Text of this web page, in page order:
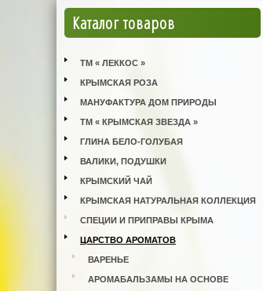
Каталог товаров
ТМ « ЛЕККОС »
КРЫМСКАЯ РОЗА
МАНУФАКТУРА ДОМ ПРИРОДЫ
ТМ « КРЫМСКАЯ ЗВЕЗДА »
ГЛИНА БЕЛО-ГОЛУБАЯ
ВАЛИКИ, ПОДУШКИ
КРЫМСКИЙ ЧАЙ
КРЫМСКАЯ НАТУРАЛЬНАЯ КОЛЛЕКЦИЯ
СПЕЦИИ И ПРИПРАВЫ КРЫМА
ЦАРСТВО АРОМАТОВ
ВАРЕНЬЕ
АРОМАБАЛЬЗАМЫ НА ОСНОВЕ